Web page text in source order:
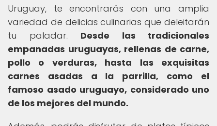
Uruguay, te encontrarás con una amplia
variedad de delicias culinarias que deleitarán
tu paladar. Desde las tradicionales
empanadas uruguayas, rellenas de carne,
pollo o verduras, hasta las exquisitas
carnes asadas a la parrilla, como el
famoso asado uruguayo, considerado uno
de los mejores del mundo.